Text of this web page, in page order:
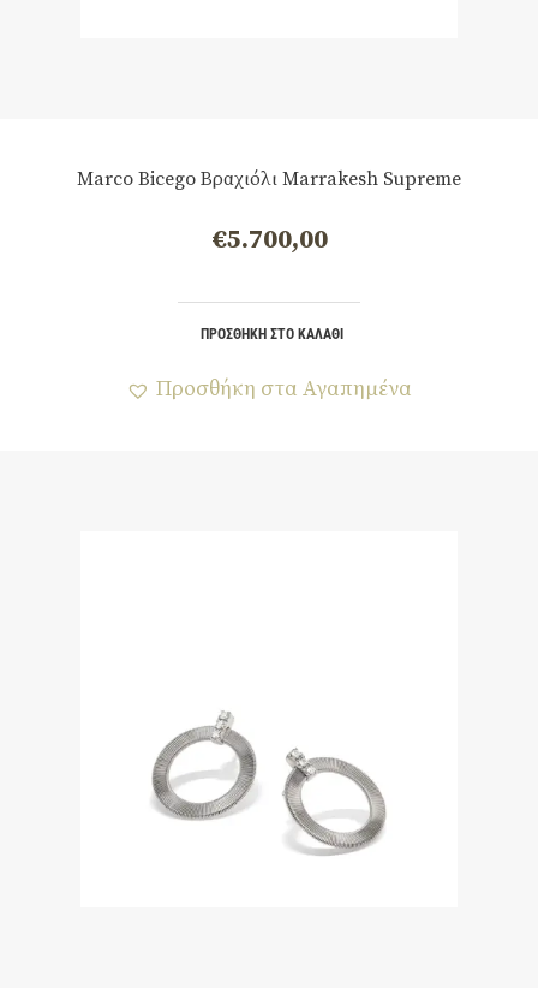
Marco Bicego Βραχιόλι Marrakesh Supreme
€5.700,00
ΠΡΟΣΘΉΚΗ ΣΤΟ ΚΑΛΆΘΙ
Προσθήκη στα Αγαπημένα